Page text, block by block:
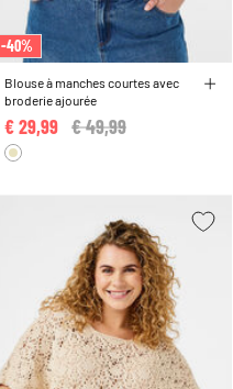
-40%
Blouse à manches courtes avec
broderie ajourée
Price reduced from
€ 49,99
€ 29,99